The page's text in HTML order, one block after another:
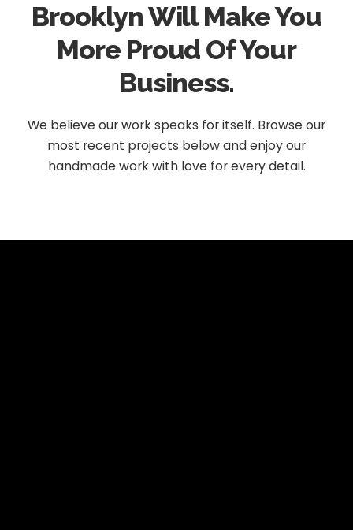
Brooklyn Will Make You
More Proud Of Your
Business.
We believe our work speaks for itself. Browse our
most recent projects below and enjoy our
handmade work with love for every detail.